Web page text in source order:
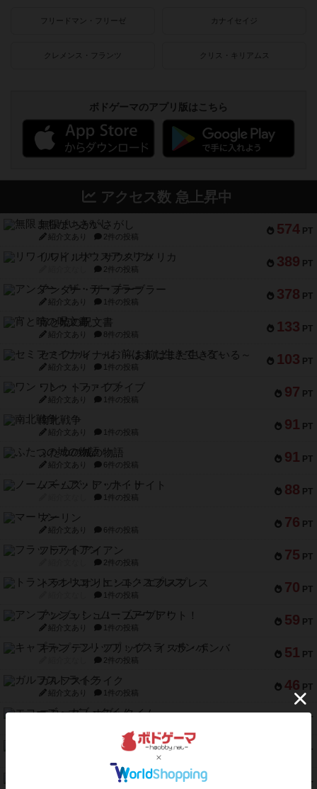
フリードマン・フリーゼ カナイセイジ
クレメンス・フランツ クリス・キリアムス
ボドゲーマのアプリ版はこちら
アクセス数 急上昇中
574 PT
無限まちがいさがし
紹介文あり 2件の投稿
389 PT
リワイルド：サウスアメリカ
2件の投稿
378 PT
アンダー・ザ・テーブラー
紹介文あり 1件の投稿
133 PT
宵と暁の呪文書
紹介文あり 8件の投稿
103 PT
セミファイナル ～お前はまだ生きている～
紹介文あり 1件の投稿
97 PT
ワン・トゥ・ファイブ
紹介文あり 1件の投稿
91 PT
南北戦争
紹介文あり 1件の投稿
91 PT
ふたつの城の物語
紹介文あり 6件の投稿
88 PT
ノームズ・アット・ナイト
1件の投稿
76 PT
マーリン
紹介文あり 6件の投稿
75 PT
フラットアイアン
2件の投稿
70 PT
トランスオリエント・エクスプレス
1件の投稿
59 PT
アンブッシュ！：ムーブアウト！
紹介文あり 1件の投稿
51 PT
キャプテン・フリップ：イスラ・ボンバ
2件の投稿
46 PT
ガルフストライク
紹介文あり 1件の投稿
45 PT
エコーズ・オブ・タイム
PT
PT